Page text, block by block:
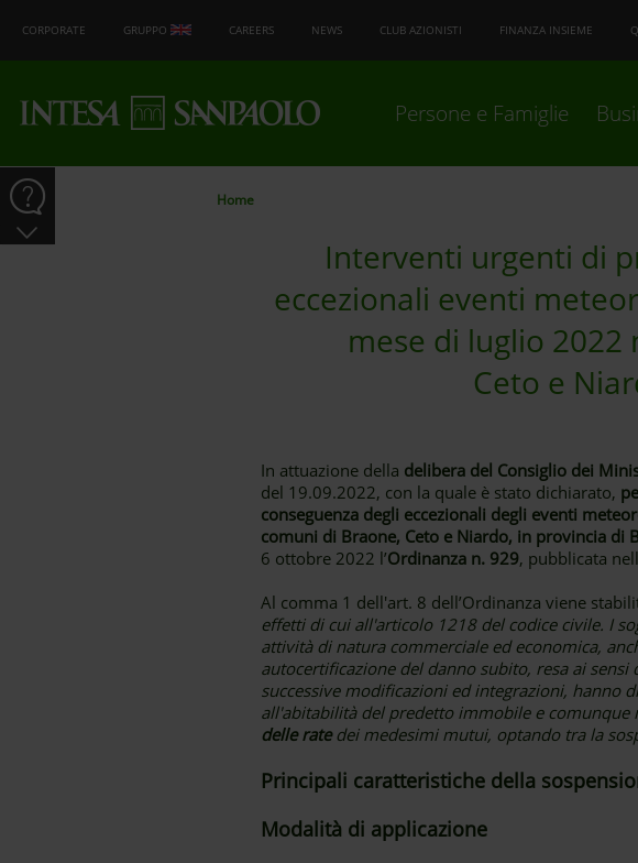
CORPORATE GRUPPO CAREERS NEWS CLUB AZIONISTI FINANZA INSIEME
Persone e Famiglie
Home
Interventi urgenti di
eccezionali eventi
mese di luglio
Ceto e
In attuazione della delibera del Consiglio dei
del 19.09.2022, con la quale è stato dichiarato,
conseguenza degli eccezionali degli eventi
comuni di Braone, Ceto e Niardo, in provincia di
6 ottobre 2022 l’Ordinanza n. 929, pubblicata
Al comma 1 dell'art. 8 dell’Ordinanza viene
effetti di cui all'articolo 1218 del codice civile. I
attività di natura commerciale ed economica,
autocertificazione del danno subito, resa ai
successive modificazioni ed integrazioni, hanno
all'abitabilità del predetto immobile e comunque
delle ratedei medesimi mutui, optando tra la
Principali caratteristiche della
Modalità di applicazione